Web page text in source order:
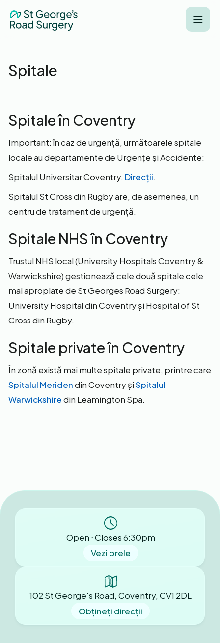
Spitale
Spitale în Coventry
Important: în caz de urgență, următoarele spitale
locale au departamente de Urgențe și Accidente:
Spitalul Universitar Coventry. Direcții.
Spitalul St Cross din Rugby are, de asemenea, un
centru de tratament de urgență.
Spitale NHS în Coventry
Trustul NHS local (University Hospitals Coventry &
Warwickshire) gestionează cele două spitale cele
mai apropiate de St Georges Road Surgery:
University Hospital din Coventry și Hospital of St
Cross din Rugby.
Spitale private în Coventry
În zonă există mai multe spitale private, printre care
Spitalul Meridendin Coventry șiSpitalul
Warwickshiredin Leamington Spa.
Open ⋅ Closes 6:30pm
Vezi orele
102 St George's Road, Coventry, CV1 2DL
Obțineți direcții